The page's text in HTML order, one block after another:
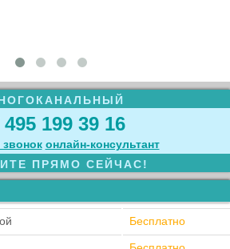
495 199 39 16
онлайн‑консультант
ПРЯМО СЕЙЧАС!
Бесплатно